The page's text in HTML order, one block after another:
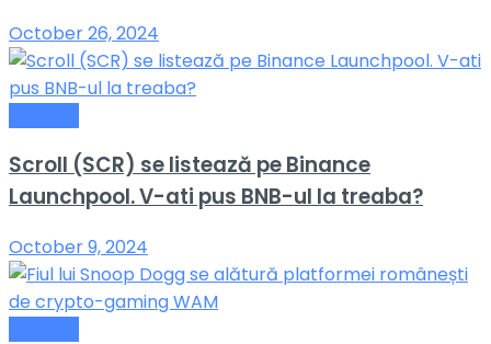
October 26, 2024
Scroll (SCR) se listează pe Binance
Launchpool. V-ati pus BNB-ul la treaba?
October 9, 2024